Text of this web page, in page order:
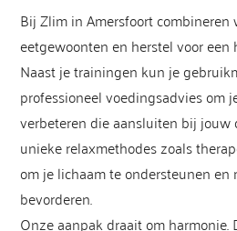
Bij Zlim in Amersfoort
eetgewoonten en herstel voor een
Naast je trainingen kun je
professioneel voedingsadvies om
verbeteren die aansluiten bij jouw
unieke relaxmethodes zoals
om je lichaam te ondersteunen
bevorderen.
Onze aanpak draait om harmonie.